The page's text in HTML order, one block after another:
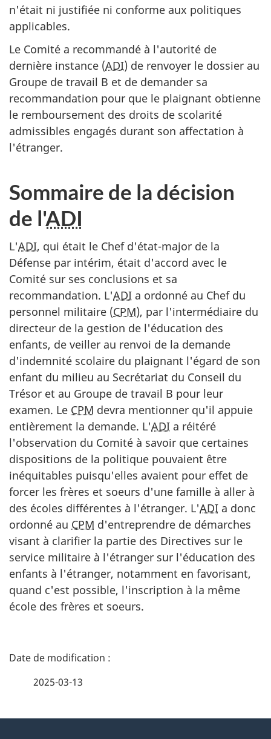
n'était ni justifiée ni conforme aux politiques
applicables.
Le Comité a recommandé à l'autorité de
dernière instance (ADI) de renvoyer le dossier au
Groupe de travail B et de demander sa
recommandation pour que le plaignant obtienne
le remboursement des droits de scolarité
admissibles engagés durant son affectation à
l'étranger.
Sommaire de la décision
de l'ADI
L'ADI, qui était le Chef d'état-major de la
Défense par intérim, était d'accord avec le
Comité sur ses conclusions et sa
recommandation. L'ADI a ordonné au Chef du
personnel militaire (CPM), par l'intermédiaire du
directeur de la gestion de l'éducation des
enfants, de veiller au renvoi de la demande
d'indemnité scolaire du plaignant l'égard de son
enfant du milieu au Secrétariat du Conseil du
Trésor et au Groupe de travail B pour leur
examen. Le CPM devra mentionner qu'il appuie
entièrement la demande. L'ADI a réitéré
l'observation du Comité à savoir que certaines
dispositions de la politique pouvaient être
inéquitables puisqu'elles avaient pour effet de
forcer les frères et soeurs d'une famille à aller à
des écoles différentes à l'étranger. L'ADI a donc
ordonné au CPM d'entreprendre de démarches
visant à clarifier la partie des Directives sur le
service militaire à l'étranger sur l'éducation des
enfants à l'étranger, notamment en favorisant,
quand c'est possible, l'inscription à la même
école des frères et soeurs.
D
2025-03-13